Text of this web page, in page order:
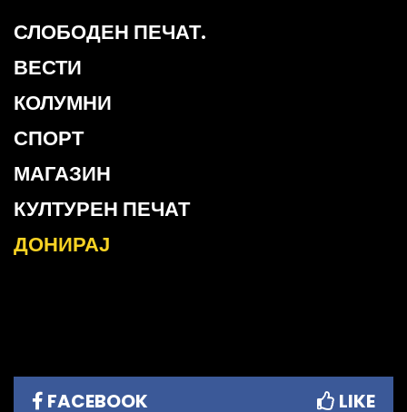
СЛОБОДЕН ПЕЧАТ.
ВЕСТИ
КОЛУМНИ
СПОРТ
МАГАЗИН
КУЛТУРЕН ПЕЧАТ
ДОНИРАЈ
FACEBOOK LIKE